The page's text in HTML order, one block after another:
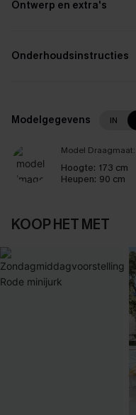
Ontwerp en extra's
Onderhoudsinstructies
Modelgegevens IN
Model Draagmaat:
Hoogte: 173 cm
Heupen: 90 cm
KOOP HET MET